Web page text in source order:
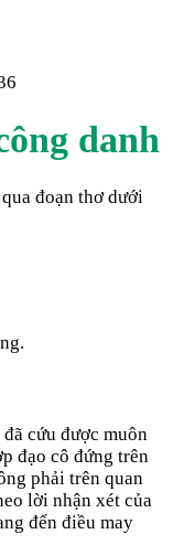
danh
đoạn thơ dưới
cứu được muôn
đạo cô đứng trên
phải trên quan
lời nhận xét của
đến điều may